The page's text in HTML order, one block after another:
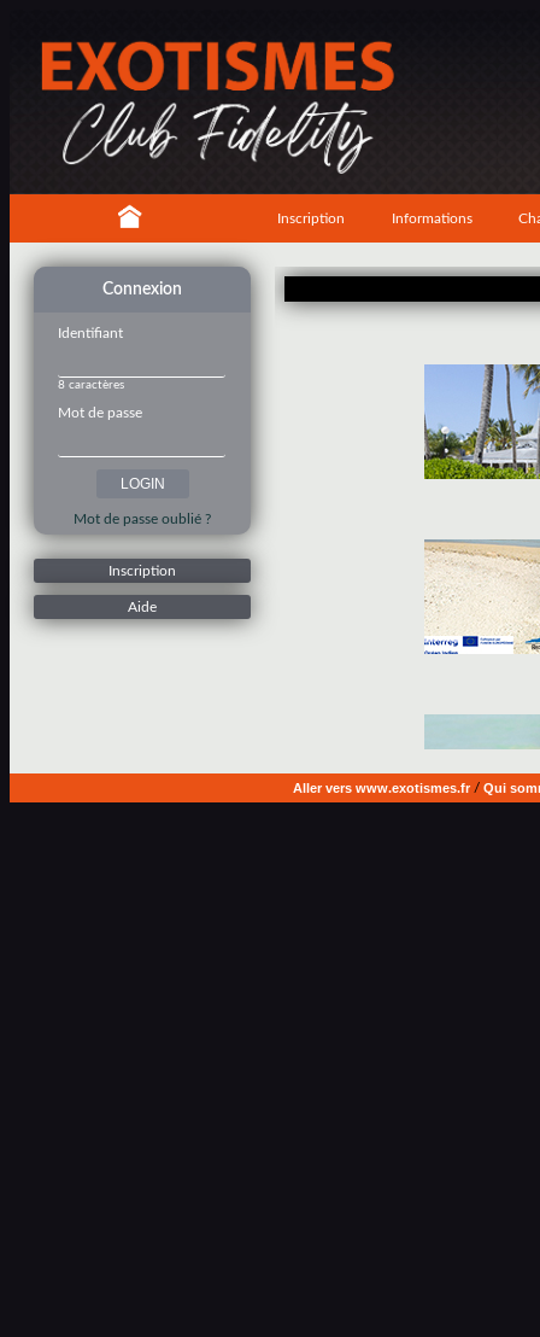
Inscription Informations
Connexion
Identifiant
8 caractères
Mot de passe
Mot de passe oublié ?
Inscription
Aide
Aller vers www.exotismes.fr/ Qui